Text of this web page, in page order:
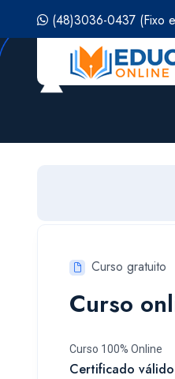
(48)3036-0437 (Fixo
Curso gratuito
Curso
Curso 100% Online
Certificado